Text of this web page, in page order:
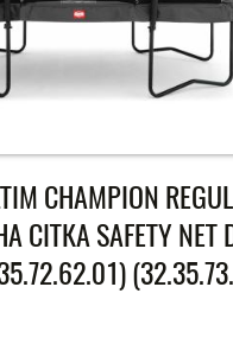
CHAMPION
СІТКА SAFETY NET